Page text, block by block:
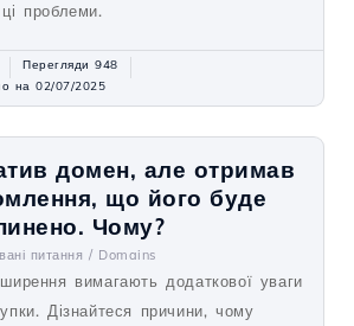
проблеми.
Перегляди 948
на 02/07/2025
домен, але отримав
що його буде
Чому?
питання / Domains
вимагають додаткової уваги
Дізнайтеся причини, чому